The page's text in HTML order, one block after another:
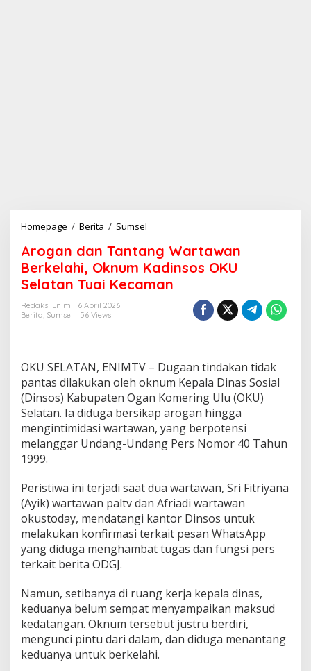
Homepage / Berita / Sumsel
o
g
a
n
t
a
n
g
W
a
r
w
a
n
B
e
r
l
a
h
i
,
O
Arogan dan Tantang Wartawan
Berkelahi, Oknum Kadinsos OKU
Selatan Tuai Kecaman
Redaksi Enim
6 April 2026
Berita, Sumsel 56 Views
OKU SELATAN, ENIMTV – Dugaan tindakan tidak
pantas dilakukan oleh oknum Kepala Dinas Sosial
(Dinsos) Kabupaten Ogan Komering Ulu (OKU)
Selatan. Ia diduga bersikap arogan hingga
mengintimidasi wartawan, yang berpotensi
melanggar Undang-Undang Pers Nomor 40 Tahun
1999.
Peristiwa ini terjadi saat dua wartawan, Sri Fitriyana
(Ayik) wartawan paltv dan Afriadi wartawan
okustoday, mendatangi kantor Dinsos untuk
melakukan konfirmasi terkait pesan WhatsApp
yang diduga menghambat tugas dan fungsi pers
terkait berita ODGJ.
Namun, setibanya di ruang kerja kepala dinas,
keduanya belum sempat menyampaikan maksud
kedatangan. Oknum tersebut justru berdiri,
mengunci pintu dari dalam, dan diduga menantang
keduanya untuk berkelahi.